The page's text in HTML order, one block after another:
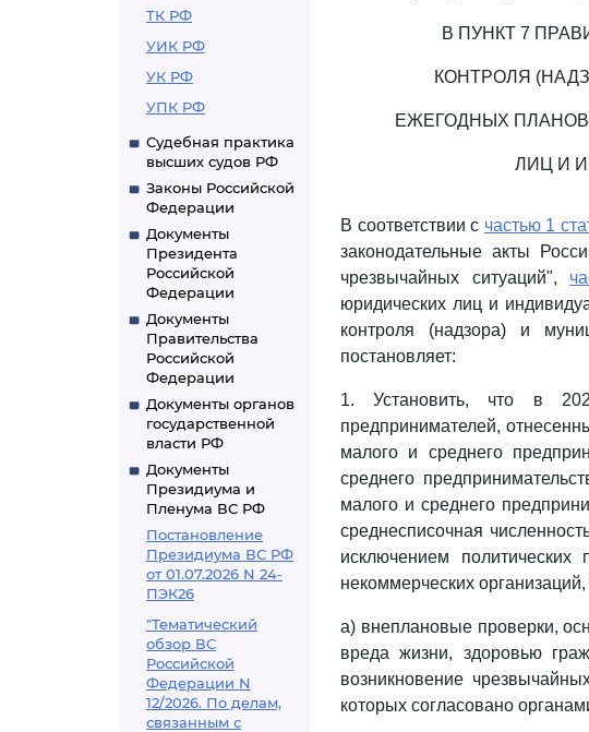
ТК РФ
УИК РФ
УК РФ
УПК РФ
Судебная практика
высших судов РФ
Законы Российской
Федерации
Документы
Президента
Российской
Федерации
Документы
Правительства
Российской
Федерации
Документы органов
государственной
власти РФ
Документы
Президиума и
Пленума ВС РФ
Постановление
Президиума ВС РФ
от 01.07.2026 N 24-
ПЭК26
"Тематический
обзор ВС
Российской
Федерации N
12/2026. По делам,
связанным с
В ПУНКТ 7
КОНТРОЛЯ
ЕЖЕГОДНЫХ
ЛИЦ И
В соответствии с частью 1
законодательные акты
чрезвычайных ситуаций",
юридических лиц и
контроля (надзора) и
постановляет:
1. Установить, что в
предпринимателей,
малого и среднего
среднего
малого и среднего
среднесписочная
исключением
некоммерческих
а) внеплановые проверки,
вреда жизни, здоровью
возникновение
которых согласовано